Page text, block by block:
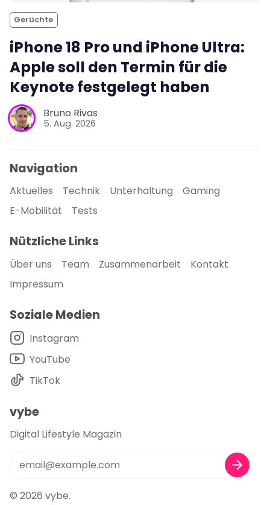
Gerüchte
iPhone 18 Pro und iPhone Ultra:
Apple soll den Termin für die
Keynote festgelegt haben
Bruno Rivas
5. Aug. 2026
Navigation
Aktuelles Technik Unterhaltung
Gaming
E-Mobilität
Tests
Nützliche Links
Über uns Team Zusammenarbeit
Kontakt
Impressum
Soziale Medien
Instagram
YouTube
TikTok
vybe
Digital Lifestyle Magazin
© 2026 vybe.